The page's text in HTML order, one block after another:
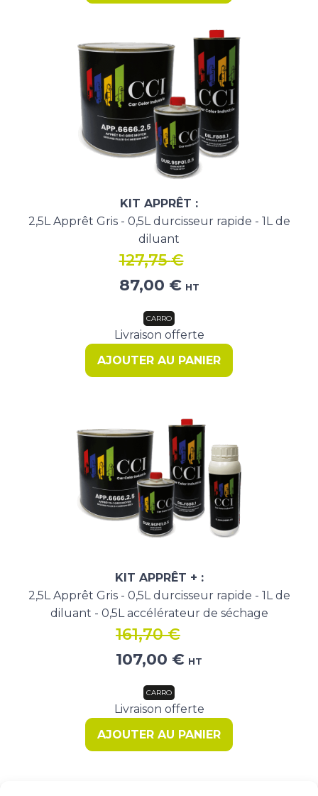
KIT APPRÊT :
2,5L Apprêt Gris - 0,5L durcisseur rapide - 1L de
diluant
127,75€
Le
initial
était :
87,00 €Le
est :
HT
CARRO
Livraison offerte
AJOUTER AU PANIER
KIT APPRÊT + :
2,5L Apprêt Gris - 0,5L durcisseur rapide - 1L de
diluant - 0,5L accélérateur de séchage
161,70€
Le
initial
était :
107,00 €Le
est :
107,00 €.
HT
CARRO
Livraison offerte
AJOUTER AU PANIER